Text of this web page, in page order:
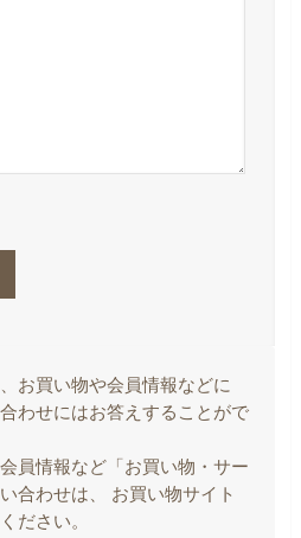
お買い物や会員情報などに
わせにはお答えすることがで
員情報など「お買い物・サー
合わせは、 お買い物サイト
ださい。